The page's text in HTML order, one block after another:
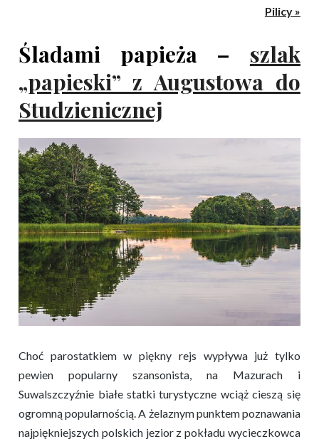
Pilicy»
Śladami papieża – szlak
„papieski” z Augustowa do
Studzienicznej
Choć parostatkiem w piękny rejs wypływa już tylko
pewien popularny szansonista, na Mazurach i
Suwalszczyźnie białe statki turystyczne wciąż cieszą się
ogromną popularnością. A żelaznym punktem poznawania
najpiękniejszych polskich jezior z pokładu wycieczkowca